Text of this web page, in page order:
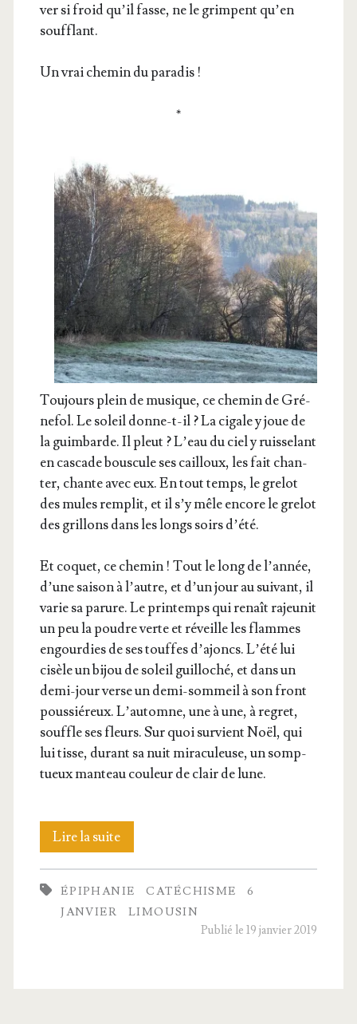
ver si froid qu’il fasse, ne le grimpent qu’en
soufflant.
Un vrai che­min du paradis !
*
Tou­jours plein de musique, ce che­min de Gré­
ne­fol. Le soleil donne-t-il ? La cigale y joue de
la guim­barde. Il pleut ? L’eau du ciel y ruis­se­lant
en cas­cade bous­cule ses cailloux, les fait chan­
ter, chante avec eux. En tout temps, le gre­lot
des mules rem­plit, et il s’y mêle encore le gre­lot
des grillons dans les longs soirs d’été.
Et coquet, ce che­min ! Tout le long de l’an­née,
d’une sai­son à l’autre, et d’un jour au sui­vant, il
varie sa parure. Le prin­temps qui renaît rajeu­nit
un peu la poudre verte et réveille les flammes
engour­dies de ses touffes d’a­joncs. L’é­té lui
cisèle un bijou de soleil guillo­ché, et dans un
demi-jour verse un demi-som­meil à son front
pous­sié­reux. L’au­tomne, une à une, à regret,
souffle ses fleurs. Sur quoi sur­vient Noël, qui
lui tisse, durant sa nuit mira­cu­leuse, un somp­
tueux man­teau cou­leur de clair de lune.
Lire la suiteLa
leçon
de
ÉPIPHANIE CATÉCHISME
6
JANVIER
LIMOUSIN
Publié le 19 janvier 2019